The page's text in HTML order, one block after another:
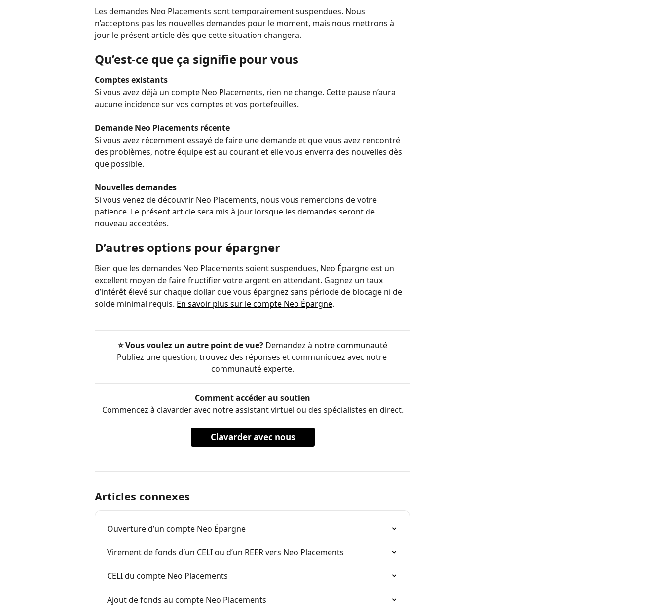
Les demandes Neo Placements sont temporairement suspendues. Nous
n’acceptons pas les nouvelles demandes pour le moment, mais nous mettrons à
jour le présent article dès que cette situation changera.
Qu’est-ce que ça signifie pour vous
Comptes existants
Si vous avez déjà un compte Neo Placements, rien ne change. Cette pause n’aura
aucune incidence sur vos comptes et vos portefeuilles.
Demande Neo Placements récente
Si vous avez récemment essayé de faire une demande et que vous avez rencontré
des problèmes, notre équipe est au courant et elle vous enverra des nouvelles dès
que possible.
Nouvelles demandes
Si vous venez de découvrir Neo Placements, nous vous remercions de votre
patience. Le présent article sera mis à jour lorsque les demandes seront de
nouveau acceptées.
D’autres options pour épargner
Bien que les demandes Neo Placements soient suspendues, Neo Épargne est un
excellent moyen de faire fructifier votre argent en attendant. Gagnez un taux
d’intérêt élevé sur chaque dollar que vous épargnez sans période de blocage ni de
solde minimal requis. En savoir plus sur le compte Neo Épargne.
⭐️ Vous voulez un autre point de vue? Demandez à notre communauté
Publiez une question, trouvez des réponses et communiquez avec notre
communauté experte.
Comment accéder au soutien
Commencez à clavarder avec notre assistant virtuel ou des spécialistes en direct.
Clavarder avec nous
Articles connexes
Ouverture d’un compte Neo Épargne
Virement de fonds d’un CELI ou d’un REER vers Neo Placements
CELI du compte Neo Placements
Ajout de fonds au compte Neo Placements